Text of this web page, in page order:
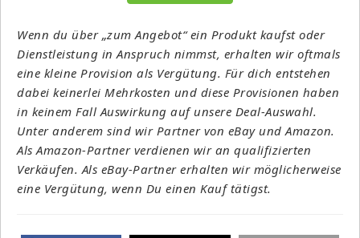
Wenn du über „zum Angebot“ ein Produkt kaufst oder
Dienstleistung in Anspruch nimmst, erhalten wir oftmals
eine kleine Provision als Vergütung. Für dich entstehen
dabei keinerlei Mehrkosten und diese Provisionen haben
in keinem Fall Auswirkung auf unsere Deal-Auswahl.
Unter anderem sind wir Partner von eBay und Amazon.
Als Amazon-Partner verdienen wir an qualifizierten
Verkäufen. Als eBay-Partner erhalten wir möglicherweise
eine Vergütung, wenn Du einen Kauf tätigst.